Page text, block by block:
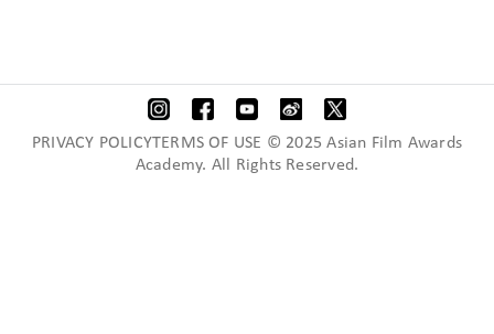
PRIVACY POLICYTERMS OF USE © 2025 Asian Film Awards
Academy. All Rights Reserved.